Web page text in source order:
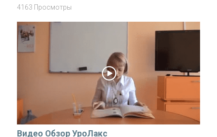
4163 Просмотры
Видео Обзор УроЛакс